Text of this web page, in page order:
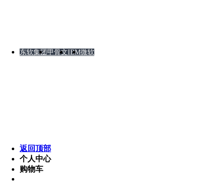
东软集团 甲骨文IBM微软
返回顶部
个人中心
购物车